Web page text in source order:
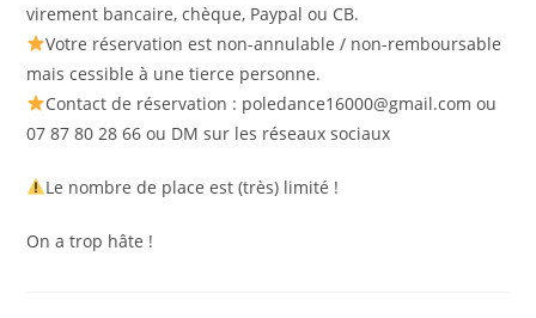
virement bancaire, chèque, Paypal ou CB.
Votre réservation est non-annulable / non-remboursable
mais cessible à une tierce personne.
Contact de réservation : poledance16000@gmail.com ou
07 87 80 28 66 ou DM sur les réseaux sociaux
Le nombre de place est (très) limité !
On a trop hâte !